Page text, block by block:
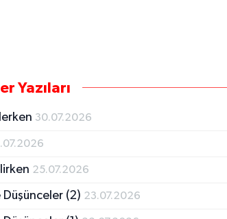
Yazıları
30.07.2026
25.07.2026
Düşünceler (2) 23.07.2026